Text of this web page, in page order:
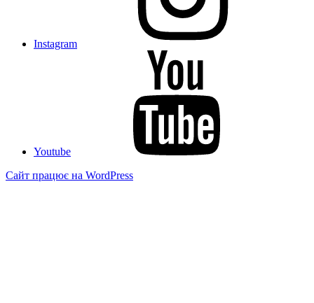
Instagram
Youtube
Сайт працює на WordPress